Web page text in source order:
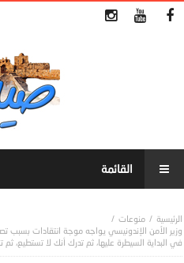
منوعات
وزير الأمن الإندونيسي يواجه موجة انتقادات بسبب
في البداية السيطرة عليها، ثم تدرك أنك لا تستطيع،